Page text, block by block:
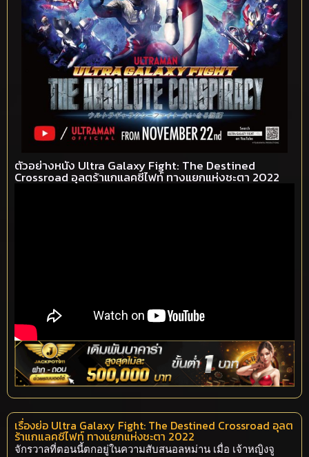
ตัวอย่างหนัง Ultra Galaxy Fight: The Destined
Crossroad อุลตร้าแกแลคซีไฟท์ ทางแยกแห่งชะตา 2022
เรื่องย่อ Ultra Galaxy Fight: The Destined Crossroad อุลต
ร้าแกแลคซีไฟท์ ทางแยกแห่งชะตา 2022
จักรวาลที่ตอนนี้ตกอยู่ในความสับสนอลหม่าน เมื่อ เจ้าหญิงจู